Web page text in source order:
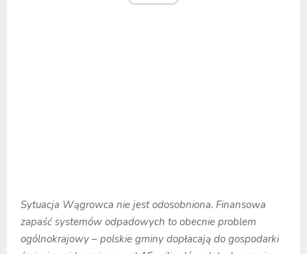
Sytuacja Wągrowca nie jest odosobniona. Finansowa
zapaść systemów odpadowych to obecnie problem
ogólnokrajowy – polskie gminy dopłacają do gospodarki